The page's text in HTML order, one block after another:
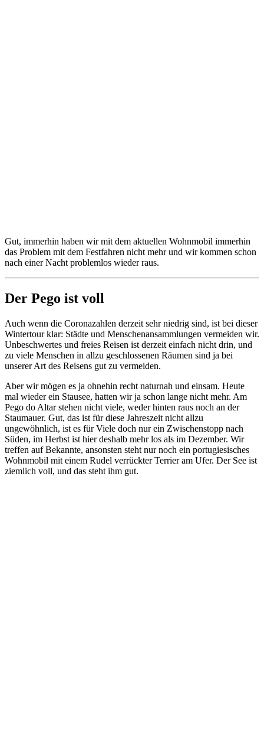
Gut, immerhin haben wir mit dem aktuellen Wohnmobil immerhin
das Problem mit dem Festfahren nicht mehr und wir kommen schon
nach einer Nacht problemlos wieder raus.
Der Pego ist voll
Auch wenn die Coronazahlen derzeit sehr niedrig sind, ist bei dieser
Wintertour klar: Städte und Menschenansammlungen vermeiden wir.
Unbeschwertes und freies Reisen ist derzeit einfach nicht drin, und
zu viele Menschen in allzu geschlossenen Räumen sind ja bei
unserer Art des Reisens gut zu vermeiden.
Aber wir mögen es ja ohnehin recht naturnah und einsam. Heute
mal wieder ein Stausee, hatten wir ja schon lange nicht mehr. Am
Pego do Altar stehen nicht viele, weder hinten raus noch an der
Staumauer. Gut, das ist für diese Jahreszeit nicht allzu
ungewöhnlich, ist es für Viele doch nur ein Zwischenstopp nach
Süden, im Herbst ist hier deshalb mehr los als im Dezember. Wir
treffen auf Bekannte, ansonsten steht nur noch ein portugiesisches
Wohnmobil mit einem Rudel verrückter Terrier am Ufer. Der See ist
ziemlich voll, und das steht ihm gut.